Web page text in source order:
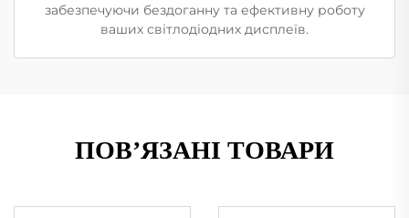
забезпечуючи бездоганну та ефективну роботу
ваших світлодіодних дисплеїв.
ПОВ’ЯЗАНІ ТОВАРИ